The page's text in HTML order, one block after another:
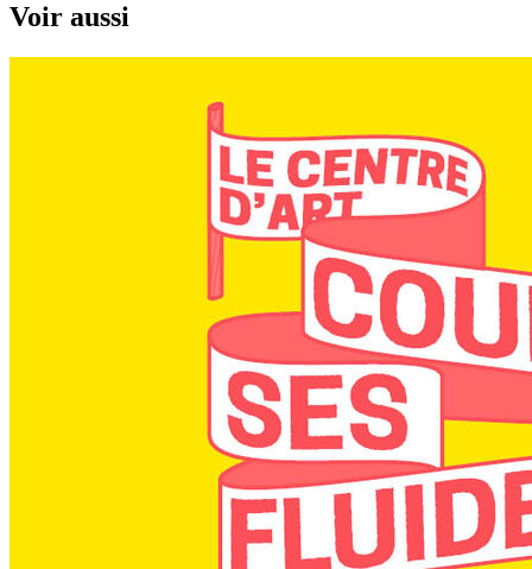
Voir aussi